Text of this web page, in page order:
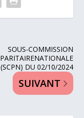
SOUS-COMMISSION
PARITAIRENATIONALE
(SCPN) DU 02/10/2024
SUIVANT